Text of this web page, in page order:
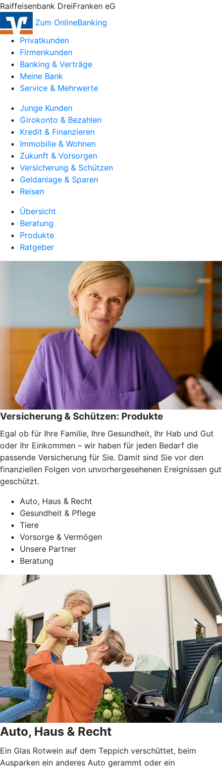
Raiffeisenbank DreiFranken eG
Zum OnlineBanking
Privatkunden
Firmenkunden
Banking & Verträge
Meine Bank
Service & Mehrwerte
Junge Kunden
Girokonto & Bezahlen
Kredit & Finanzieren
Immobilie & Wohnen
Zukunft & Vorsorgen
Versicherung & Schützen
Geldanlage & Sparen
Reisen
Übersicht
Beratung
Produkte
Ratgeber
Versicherung & Schützen: Produkte
Egal ob für Ihre Familie, Ihre Gesundheit, Ihr Hab und Gut
oder Ihr Einkommen – wir haben für jeden Bedarf die
passende Versicherung für Sie. Damit sind Sie vor den
finanziellen Folgen von unvorhergesehenen Ereignissen gut
geschützt.
Auto, Haus & Recht
Gesundheit & Pflege
Tiere
Vorsorge & Vermögen
Unsere Partner
Beratung
Auto, Haus & Recht
Ein Glas Rotwein auf dem Teppich verschüttet, beim
Ausparken ein anderes Auto gerammt oder ein